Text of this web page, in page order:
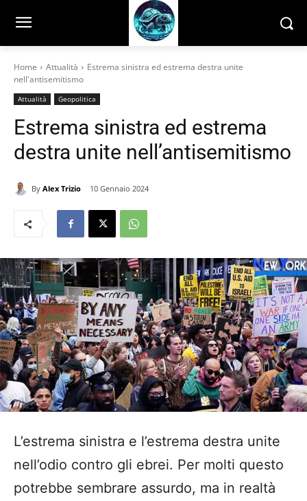
Home Attualità
Estrema sinistra ed estrema destra unite
nell'antisemitismo
Attualità Geopolitica
Estrema sinistra ed estrema
destra unite nell’antisemitismo
By Alex Trizio 10 Gennaio 2024
L’estrema sinistra e l’estrema destra unite
nell’odio contro gli ebrei. Per molti questo
potrebbe sembrare assurdo, ma in realtà